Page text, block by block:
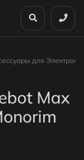
для
Max